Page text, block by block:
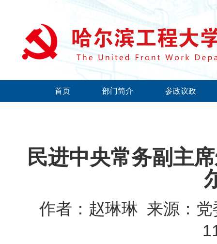
首页 部门简介 参政议政
民进中央常务副主
作者：赵琳琳 来源：